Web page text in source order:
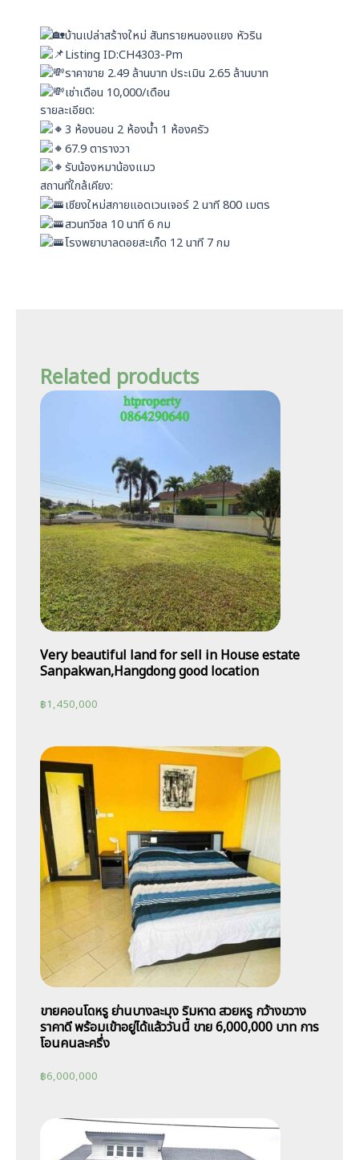
p
p
บ้านเปล่าสร้างใหม่ สันทรายหนองแยง หัวริน
Listing ID:CH4303-Pm
ราคาขาย 2.49 ล้านบาท ประเมิน 2.65 ล้านบาท
เช่าเดือน 10,000/เดือน
รายละเอียด:
3 ห้องนอน 2 ห้องน้ำ 1 ห้องครัว
67.9 ตารางวา
รับน้องหมาน้องแมว
สถานที่ใกล้เคียง:
เชียงใหม่สกายแอดเวนเจอร์ 2 นาที 800 เมตร
สวนทวีชล 10 นาที 6 กม
โรงพยาบาลดอยสะเก็ด 12 นาที 7 กม
Related products
Very beautiful land for sell in House estate
Sanpakwan,Hangdong good location
฿1,450,000
ขายคอนโดหรู ย่านบางละมุง ริมหาด สวยหรู กว้างขวาง
ราคาดี พร้อมเข้าอยู่ได้แล้ววันนี้ ขาย 6,000,000 บาท การ
โอนคนละครึ่ง
฿6,000,000